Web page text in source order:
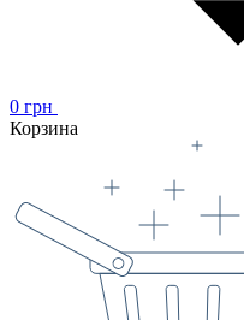
0 грн
Корзина